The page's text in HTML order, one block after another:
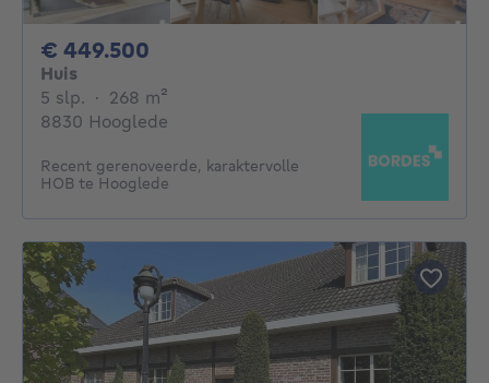
€ 449.500
Huis
5 slp. 5 slaapkamers
· 268 m²
8830 Hooglede
Recent gerenoveerde, karaktervolle
HOB te Hooglede